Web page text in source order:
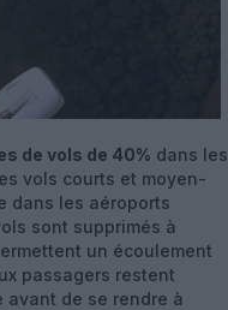
de vols de 40% dans les
les vols courts et moyen-
dans les aéroports
sont supprimés à
un écoulement
passagers restent
avant de se rendre à